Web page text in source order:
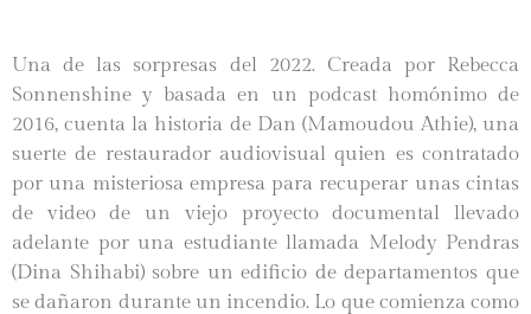
Una de las sorpresas del 2022. Creada por Rebecca
Sonnenshine y basada en un podcast homónimo de
2016, cuenta la historia de Dan (Mamoudou Athie), una
suerte de restaurador audiovisual quien es contratado
por una misteriosa empresa para recuperar unas cintas
de video de un viejo proyecto documental llevado
adelante por una estudiante llamada Melody Pendras
(Dina Shihabi) sobre un edificio de departamentos que
se dañaron durante un incendio. Lo que comienza como